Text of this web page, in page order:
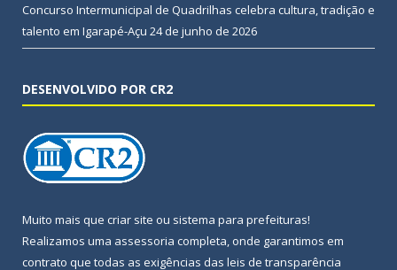
Concurso Intermunicipal de Quadrilhas celebra cultura, tradição e
talento em Igarapé-Açu 24 de junho de 2026
DESENVOLVIDO POR CR2
Muito mais que criar site ou sistema para prefeituras!
Realizamos uma assessoria completa, onde garantimos em
contrato que todas as exigências das leis de transparência